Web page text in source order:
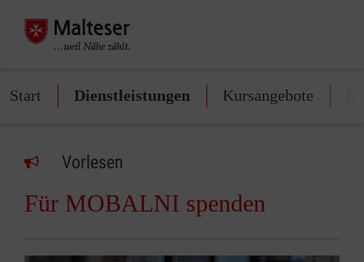
Start Dienstleistungen Kursangebote
Vorlesen
Für MOBALNI spenden